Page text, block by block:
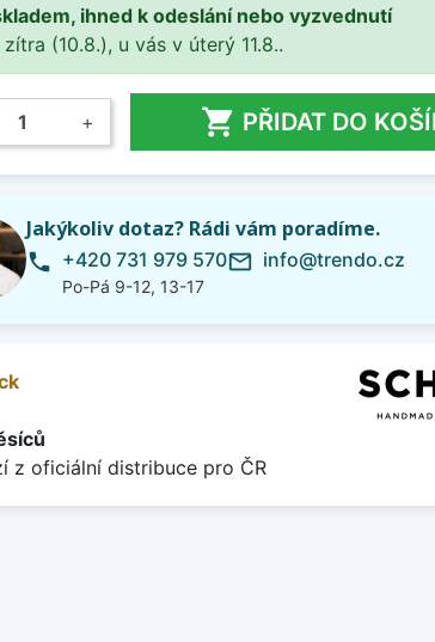
ihned k odeslání nebo vyzvednutí
(10.8.), u vás v úterý 11.8..
+  PŘIDAT DO
Jakýkoliv dotaz? Rádi vám poradíme.
phone +420 731 979 570
Po-Pá 9-12, 13-17
mail_outline info@trendo.cz
z oficiální distribuce pro ČR